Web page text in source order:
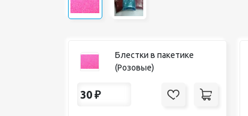
Блестки в пакетике
(Розовые)
30 ₽